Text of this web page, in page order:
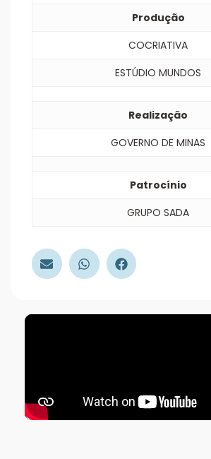
Produção
COCRIATIVA
ESTÚDIO MUNDOS
Realização
GOVERNO DE MINAS
Patrocínio
GRUPO SADA